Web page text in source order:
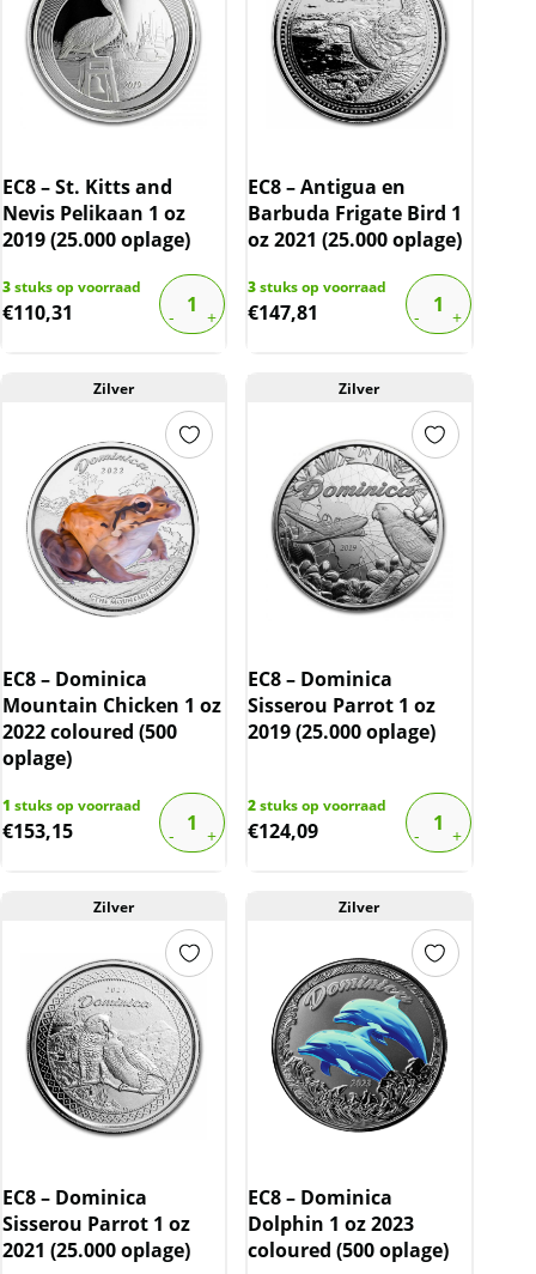
EC8 – St. Kitts and
Nevis Pelikaan 1 oz
2019 (25.000 oplage)
3stuks op voorraad
€110,31
EC8 – Antigua en
Barbuda Frigate Bird 1
oz 2021 (25.000 oplage)
3stuks op voorraad
€147,81
Zilver
EC8 – Dominica
Mountain Chicken 1 oz
2022 coloured (500
oplage)
1 stuks op voorraad
€153,15
Zilver
EC8 – Dominica
Sisserou Parrot 1 oz
2019 (25.000 oplage)
2stuks op voorraad
€124,09
Zilver
EC8 – Dominica
Sisserou Parrot 1 oz
2021 (25.000 oplage)
Zilver
EC8 – Dominica
Dolphin 1 oz 2023
coloured (500 oplage)